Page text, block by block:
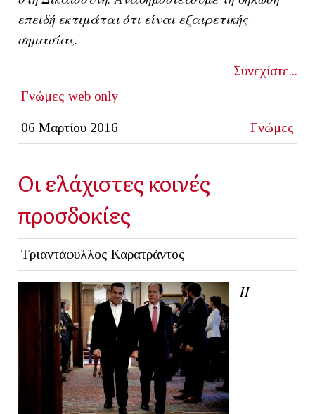
επειδή εκτιμάται ότι είναι εξαιρετικής
σημασίας.
Συνεχίστε...
Γνώμες web only
06 Μαρτίου 2016 Γνώμες
Οι ελάχιστες κοινές
προσδοκίες
Τριαντάφυλλος Καρατράντος
Η